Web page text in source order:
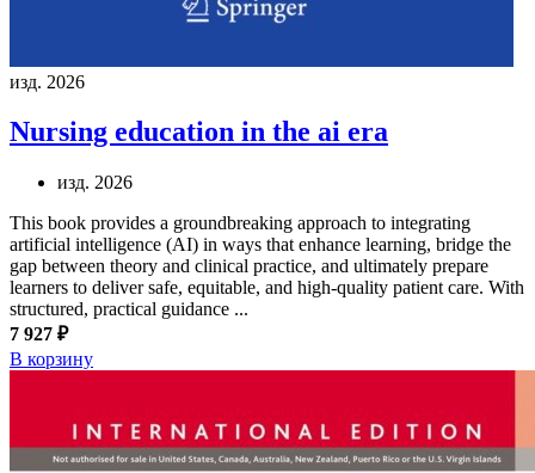
изд. 2026
Nursing education in the ai era
изд. 2026
This book provides a groundbreaking approach to integrating
artificial intelligence (AI) in ways that enhance learning, bridge the
gap between theory and clinical practice, and ultimately prepare
learners to deliver safe, equitable, and high-quality patient care. With
structured, practical guidance ...
7 927 ₽
В корзину